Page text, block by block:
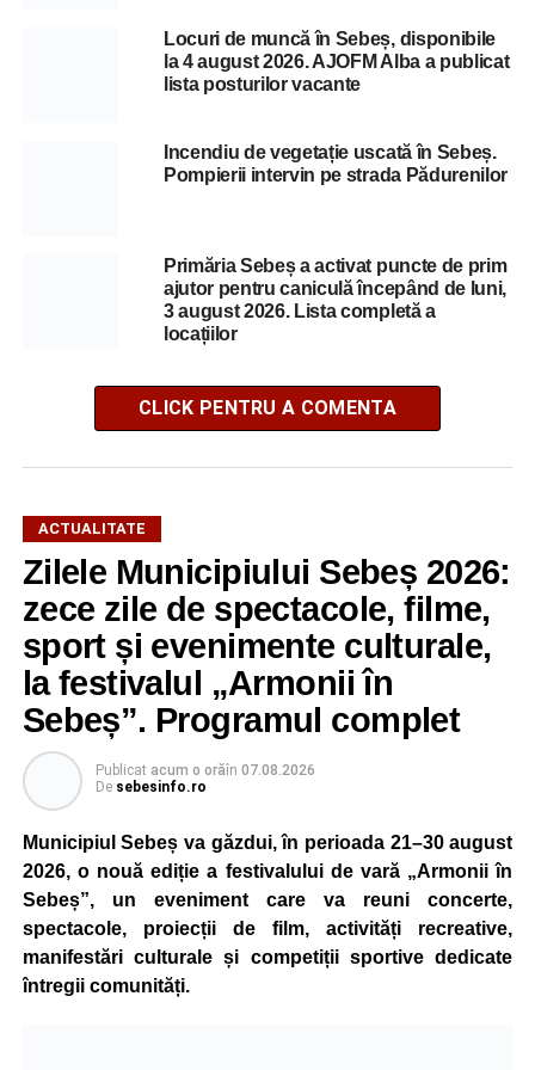
Locuri de muncă în Sebeș, disponibile
la 4 august 2026. AJOFM Alba a publicat
lista posturilor vacante
Incendiu de vegetație uscată în Sebeș.
Pompierii intervin pe strada Pădurenilor
Primăria Sebeș a activat puncte de prim
ajutor pentru caniculă începând de luni,
3 august 2026. Lista completă a
locațiilor
CLICK PENTRU A COMENTA
ACTUALITATE
Zilele Municipiului Sebeș 2026:
zece zile de spectacole, filme,
sport și evenimente culturale,
la festivalul „Armonii în
Sebeș”. Programul complet
Publicat acum o orăîn 07.08.2026
De sebesinfo.ro
Municipiul Sebeș va găzdui, în perioada 21–30 august
2026, o nouă ediție a festivalului de vară „Armonii în
Sebeș”, un eveniment care va reuni concerte,
spectacole, proiecții de film, activități recreative,
manifestări culturale și competiții sportive dedicate
întregii comunități.